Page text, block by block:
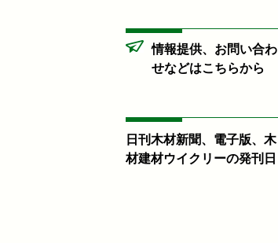
情報提供、お問い合わ
せなどはこちらから
日刊木材新聞、電子版、木
材建材ウイクリーの発刊日